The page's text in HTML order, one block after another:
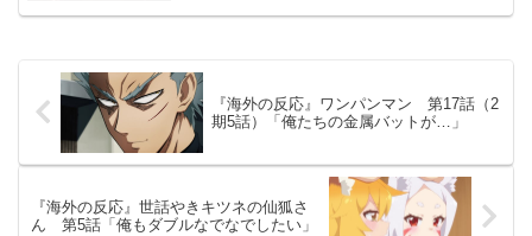
『海外の反応』ワンパンマン 第17話（2
期5話）「俺たちの金属バットが…」
『海外の反応』世話やきキツネの仙狐さ
ん 第5話「俺もダブルなでなでしたい」